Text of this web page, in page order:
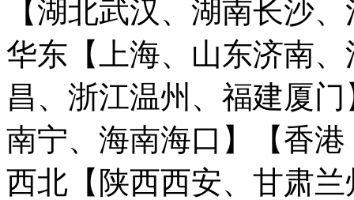
【湖北武汉、湖南长沙
华东【上海、山东济南
昌、浙江温州、福建厦门
南宁、海南海口】
【香
西北【陕西西安、甘肃